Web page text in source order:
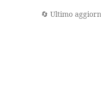
🔄 Ultimo